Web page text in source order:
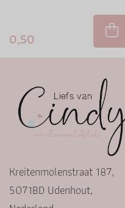
0,50
Kreitenmolenstraat 187,
5071BD Udenhout,